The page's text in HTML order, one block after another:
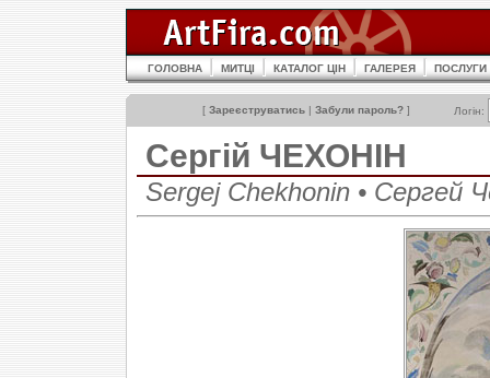
ГОЛОВНА МИТЦІ КАТАЛОГ ЦІН ГАЛЕРЕЯ ПОСЛУГИ
[ Зареєструватись | Забули пароль? ] Логін:
Сергій ЧЕХОНІН
Sergej Chekhonin • Сергей